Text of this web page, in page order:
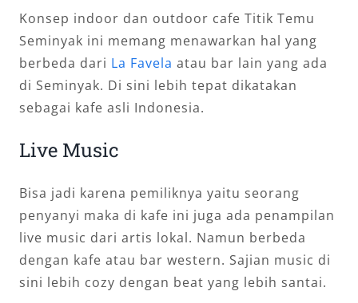
Konsep indoor dan outdoor cafe Titik Temu
Seminyak ini memang menawarkan hal yang
berbeda dari La Favela atau bar lain yang ada
di Seminyak. Di sini lebih tepat dikatakan
sebagai kafe asli Indonesia.
Live Music
Bisa jadi karena pemiliknya yaitu seorang
penyanyi maka di kafe ini juga ada penampilan
live music dari artis lokal. Namun berbeda
dengan kafe atau bar western. Sajian music di
sini lebih cozy dengan beat yang lebih santai.